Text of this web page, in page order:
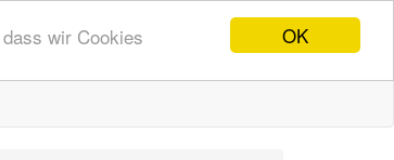
OK
wir Cookies